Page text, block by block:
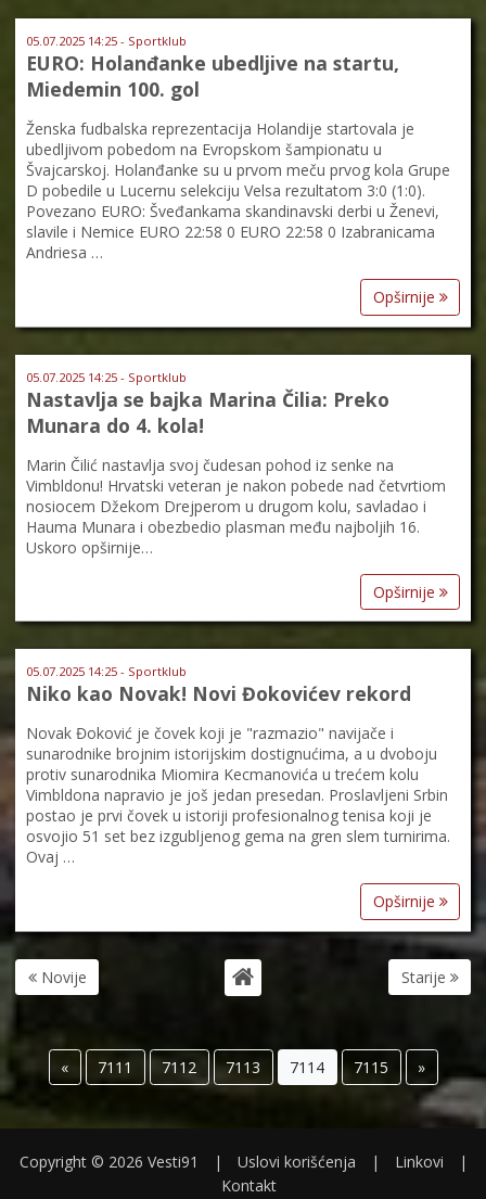
05.07.2025 14:25 - Sportklub
EURO: Holanđanke ubedljive na startu,
Miedemin 100. gol
Ženska fudbalska reprezentacija Holandije startovala je
ubedljivom pobedom na Evropskom šampionatu u
Švajcarskoj. Holanđanke su u prvom meču prvog kola Grupe
D pobedile u Lucernu selekciju Velsa rezultatom 3:0 (1:0).
Povezano EURO: Šveđankama skandinavski derbi u Ženevi,
slavile i Nemice EURO 22:58 0 EURO 22:58 0 Izabranicama
Andriesa …
Opširnije
05.07.2025 14:25 - Sportklub
Nastavlja se bajka Marina Čilia: Preko
Munara do 4. kola!
Marin Čilić nastavlja svoj čudesan pohod iz senke na
Vimbldonu! Hrvatski veteran je nakon pobede nad četvrtiom
nosiocem Džekom Drejperom u drugom kolu, savladao i
Hauma Munara i obezbedio plasman među najboljih 16.
Uskoro opširnije…
Opširnije
05.07.2025 14:25 - Sportklub
Niko kao Novak! Novi Đokovićev rekord
Novak Đoković je čovek koji je "razmazio" navijače i
sunarodnike brojnim istorijskim dostignućima, a u dvoboju
protiv sunarodnika Miomira Kecmanovića u trećem kolu
Vimbldona napravio je još jedan presedan. Proslavljeni Srbin
postao je prvi čovek u istoriji profesionalnog tenisa koji je
osvojio 51 set bez izgubljenog gema na gren slem turnirima.
Ovaj …
Opširnije
Novije Starije
« 7111 7112 7113 7114 7115 »
Copyright © 2026 Vesti91 | Uslovi korišćenja | Linkovi
|
Kontakt